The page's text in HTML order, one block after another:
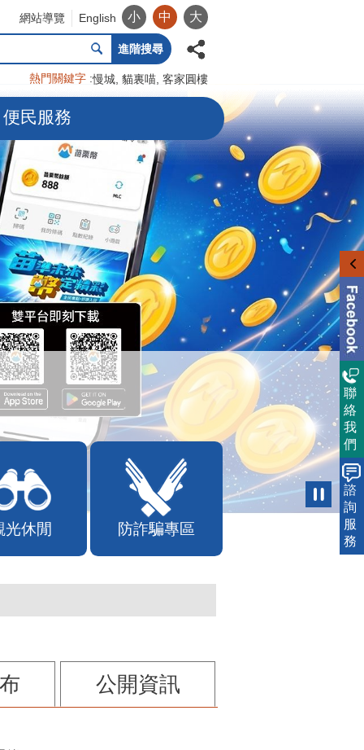
網站導覽 English 小 中 大
進階搜尋
熱門關鍵字 慢城 貓裏喵 客家圓樓
便民服務
光休閒 防詐騙專區
公開資訊
聯
絡
我
們
諮
詢
服
務